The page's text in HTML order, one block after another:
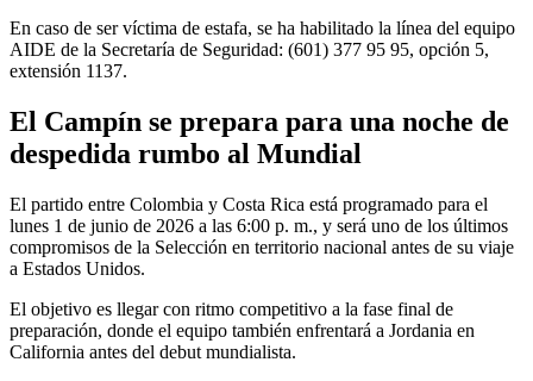
En caso de ser víctima de estafa, se ha habilitado la línea del equipo
AIDE de la Secretaría de Seguridad: (601) 377 95 95, opción 5,
extensión 1137.
El Campín se prepara para una noche de
despedida rumbo al Mundial
El partido entre Colombia y Costa Rica está programado para el
lunes 1 de junio de 2026 a las 6:00 p. m., y será uno de los últimos
compromisos de la Selección en territorio nacional antes de su viaje
a Estados Unidos.
El objetivo es llegar con ritmo competitivo a la fase final de
preparación, donde el equipo también enfrentará a Jordania en
California antes del debut mundialista.